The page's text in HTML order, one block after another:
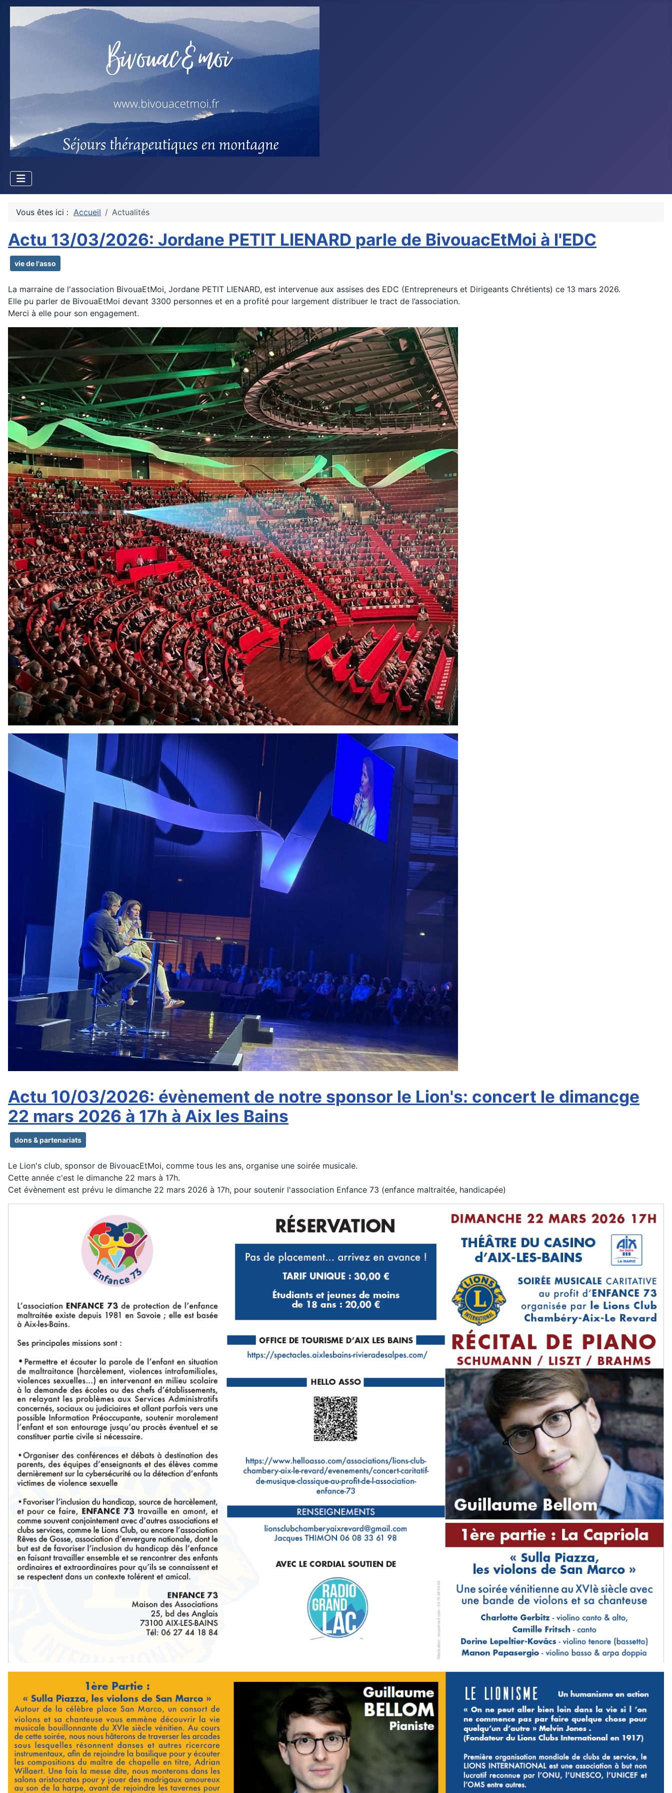
Vous êtes ici : Accueil Actualités
Actu 13/03/2026: Jordane PETIT LIENARD parle de BivouacEtMoi à l'EDC
vie de l'asso
La marraine de l'association BivouaEtMoi, Jordane PETIT LIENARD, est intervenue aux assises des EDC (Entrepreneurs et Dirigeants Chrétients) ce 13 mars 2026.
Elle pu parler de BivouaEtMoi devant 3300 personnes et en a profité pour largement distribuer le tract de l’association.
Merci à elle pour son engagement.
Actu 10/03/2026: évènement de notre sponsor le Lion's: concert le dimancge
22 mars 2026 à 17h à Aix les Bains
dons & partenariats
Le Lion's club, sponsor de BivouacEtMoi, comme tous les ans, organise une soirée musicale.
Cette année c'est le dimanche 22 mars à 17h.
Cet évènement est prévu le dimanche 22 mars 2026 à 17h, pour soutenir l'association Enfance 73 (enfance maltraitée, handicapée)